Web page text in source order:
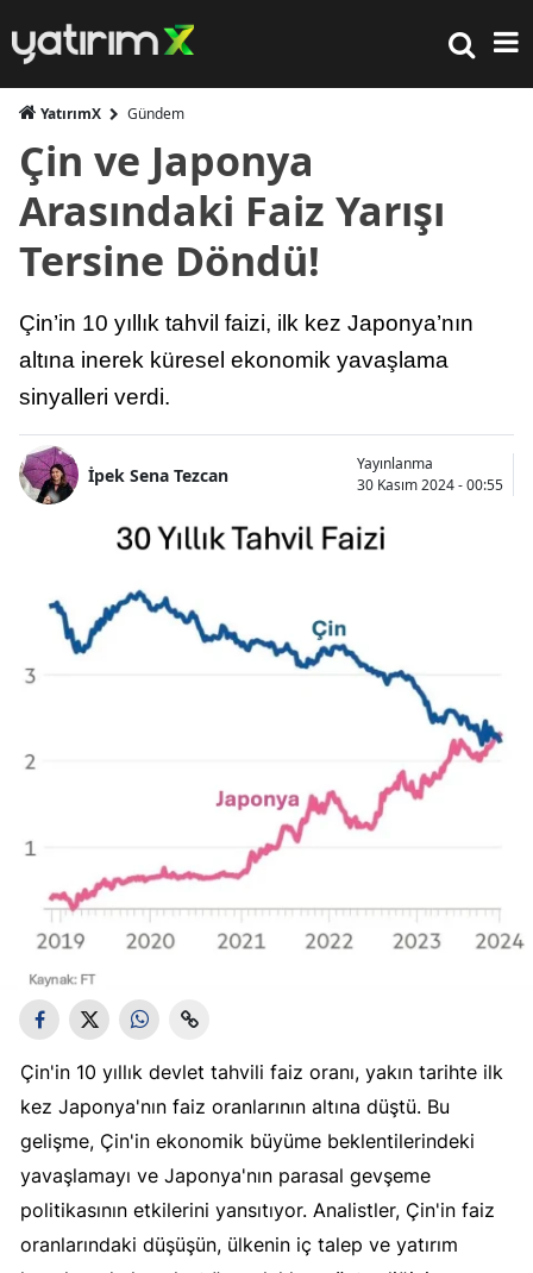
YatırımX Gündem
Çin ve Japonya
Arasındaki Faiz Yarışı
Tersine Döndü!
Çin’in 10 yıllık tahvil faizi, ilk kez Japonya’nın
altına inerek küresel ekonomik yavaşlama
sinyalleri verdi.
İpek Sena Tezcan
Yayınlanma
30 Kasım 2024 - 00:55
Çin'in 10 yıllık devlet tahvili faiz oranı, yakın tarihte ilk
kez Japonya'nın faiz oranlarının altına düştü. Bu
gelişme, Çin'in ekonomik büyüme beklentilerindeki
yavaşlamayı ve Japonya'nın parasal gevşeme
politikasının etkilerini yansıtıyor. Analistler, Çin'in faiz
oranlarındaki düşüşün, ülkenin iç talep ve yatırım